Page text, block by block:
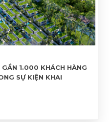
1.000 KHÁCH HÀNG
SỰ KIỆN KHAI